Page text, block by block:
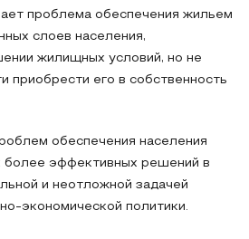
проблема обеспечения жильем
слоев населения,
жилищных условий, но не
приобрести его в собственность
обеспечения населения
более эффективных решений в
и неотложной задачей
экономической политики.